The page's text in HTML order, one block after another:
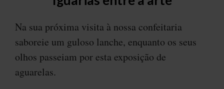
Na sua próxima visita à nossa confeitaria
saboreie um guloso lanche, enquanto os seus
olhos passeiam por esta exposição de
aguarelas.